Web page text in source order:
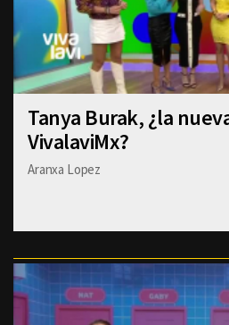
Tanya Burak, ¿la
VivalaviMx?
Aranxa Lopez